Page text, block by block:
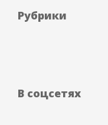
Рубрики
В соцсетях